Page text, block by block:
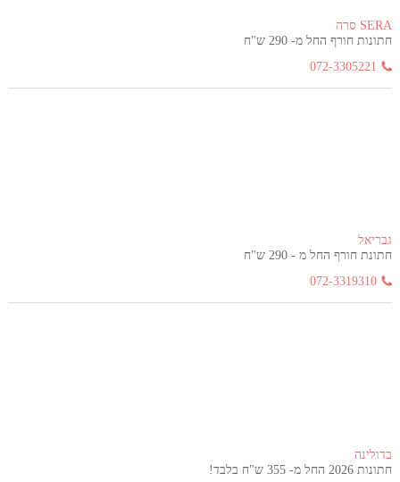
SERA סרה
חתונות חורף החל מ- 290 ש"ח
072-3305221
גבריאל
חתונת חורף החל מ - 290 ש"ח
072-3319310
בדולינה
חתונות 2026 החל מ- 355 ש"ח בלבד!